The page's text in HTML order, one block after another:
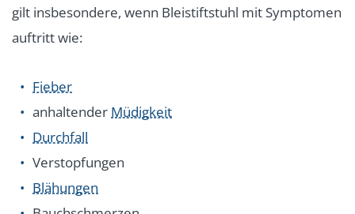
gilt insbesondere, wenn Bleistiftstuhl mit Symptomen
auftritt wie:
Fieber
anhaltender Müdigkeit
Durchfall
Verstopfungen
Blähungen